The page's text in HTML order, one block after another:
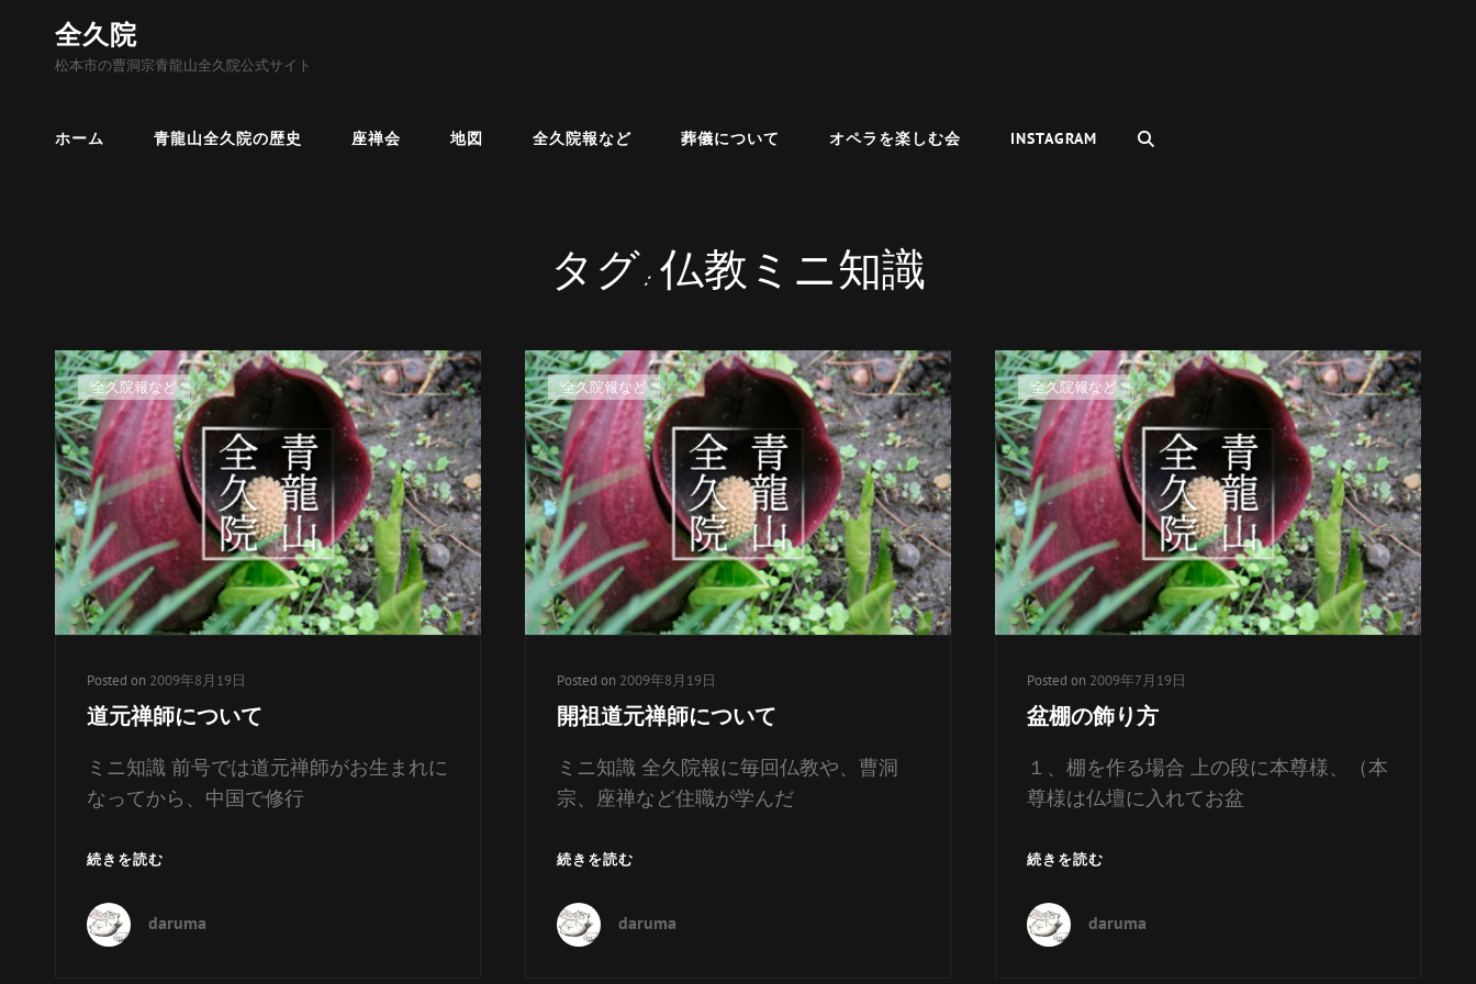
全久院
松本市の曹洞宗青龍山全久院公式サイト
ホーム 青龍山全久院の歴史 座禅会 地図 全久院報など 葬儀について オペラを楽しむ会 INSTAGRAM
タグ:仏教ミニ知識
カ
テ
ゴ
リ
ー
リ
ン
ク
全久院報など
Posted on 2009年8月19日
道元禅師について
ミニ知識 前号では道元禅師がお生まれに
なってから、中国で修行
続きを読む道
師
daruma
カ
テ
ゴ
リ
ー
リ
ン
ク
全久院報など
Posted on 2009年8月19日
開祖道元禅師について
ミニ知識 全久院報に毎回仏教や、曹洞
宗、座禅など住職が学んだ
続きを読む開
元
daruma
カ
テ
ゴ
リ
ー
リ
ン
ク
全久院報など
Posted on 2009年7月19日
盆棚の飾り方
１、棚を作る場合 上の段に本尊様、（本
尊様は仏壇に入れてお盆
続きを読む盆
飾
daruma